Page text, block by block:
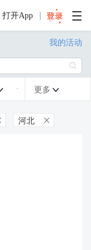
打开App
我的活动

更多 
河北 